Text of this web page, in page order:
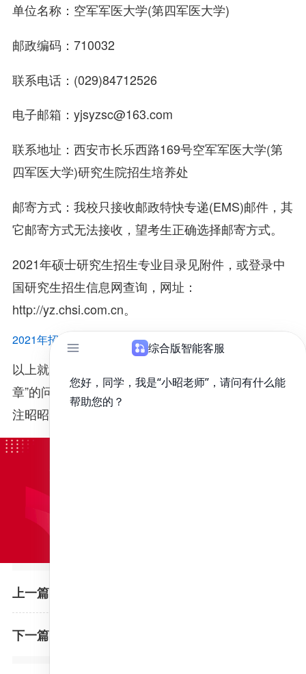
单位名称：空军军医大学(第四军医大学)
邮政编码：710032
联系电话：(029)84712526
电子邮箱：yjsyzsc@163.com
联系地址：西安市长乐西路169号空军军医大学(第
四军医大学)研究生院招生培养处
邮寄方式：我校只接收邮政特快专递(EMS)邮件，其
它邮寄方式无法接收，望考生正确选择邮寄方式。
2021年硕士研究生招生专业目录见附件，或登录中
国研究生招生信息网查询，网址：
http://yz.chsi.com.cn。
2021年招收攻读硕士学位研究生专业目录.docx
以上就是对“2021年空军军医大学硕士研究生招生简
章”的问题的解析，想要了解更多关于医考内容可关
注昭昭医考官网或咨询在线老师。
上一篇：
下一篇：